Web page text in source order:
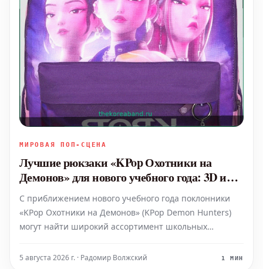
МИРОВАЯ ПОП-СЦЕНА
Лучшие рюкзаки «KPop Охотники на
Демонов» для нового учебного года: 3D и
светящиеся в темноте дизайны
С приближением нового учебного года поклонники
«KPop Охотники на Демонов» (KPop Demon Hunters)
могут найти широкий ассортимент школьных
на то, что фильм Netflix вышел более года назад,
5 августа 2026 г. · Радомир Волжский 1 МИН